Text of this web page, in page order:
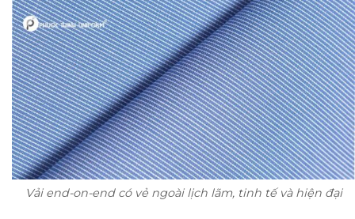
Vải end-on-end có vẻ ngoài lịch lãm, tinh tế và hiện đại